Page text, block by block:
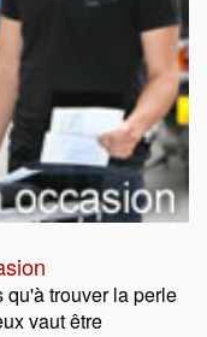
qu'à trouver la perle
vaut être